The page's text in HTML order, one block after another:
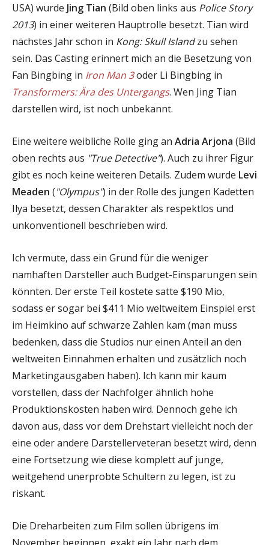
USA) wurde Jing Tian (Bild oben links aus Police Story
2013) in einer weiteren Hauptrolle besetzt. Tian wird
nächstes Jahr schon in Kong: Skull Islandzu sehen
sein. Das Casting erinnert mich an die Besetzung von
Fan Bingbing in Iron Man 3oder Li Bingbing in
Transformers: Ära des Untergangs. Wen Jing Tian
darstellen wird, ist noch unbekannt.
Eine weitere weibliche Rolle ging an Adria Arjona (Bild
oben rechts aus "True Detective"). Auch zu ihrer Figur
gibt es noch keine weiteren Details. Zudem wurde Levi
Meaden ("Olympus") in der Rolle des jungen Kadetten
Ilya besetzt, dessen Charakter als respektlos und
unkonventionell beschrieben wird.
Ich vermute, dass ein Grund für die weniger
namhaften Darsteller auch Budget-Einsparungen sein
könnten. Der erste Teil kostete satte $190 Mio,
sodass er sogar bei $411 Mio weltweitem Einspiel erst
im Heimkino auf schwarze Zahlen kam (man muss
bedenken, dass die Studios nur einen Anteil an den
weltweiten Einnahmen erhalten und zusätzlich noch
Marketingausgaben haben). Ich kann mir kaum
vorstellen, dass der Nachfolger ähnlich hohe
Produktionskosten haben wird. Dennoch gehe ich
davon aus, dass vor dem Drehstart vielleicht noch der
eine oder andere Darstellerveteran besetzt wird, denn
eine Fortsetzung wie diese komplett auf junge,
weitgehend unerprobte Schultern zu legen, ist zu
riskant.
Die Dreharbeiten zum Film sollen übrigens im